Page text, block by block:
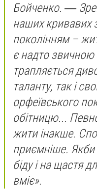
Бойченко. ―
наших кривавих
поколінням –
є надто звичною
трапляється
таланту, так і
орфеївського
обітницю...
жити інакше.
приємніше.
біду і на щастя
вміє».